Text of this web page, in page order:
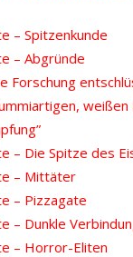
– Spitzenkunde
– Abgründe
Forschung
weißen
– Die Spitze des
– Mittäter
– Pizzagate
– Dunkle
– Horror-Eliten